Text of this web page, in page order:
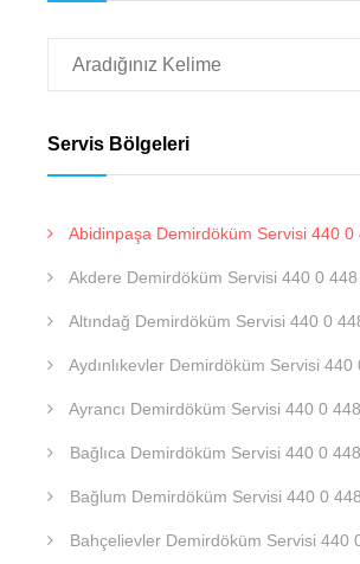
Servis Bölgeleri
Abidinpaşa Demirdöküm Servisi 440 0
Akdere Demirdöküm Servisi 440 0 448
Altındağ Demirdöküm Servisi 440 0
Aydınlıkevler Demirdöküm Servisi 440
Ayrancı Demirdöküm Servisi 440 0 448
Bağlıca Demirdöküm Servisi 440 0 448
Bağlum Demirdöküm Servisi 440 0 448
Bahçelievler Demirdöküm Servisi 440